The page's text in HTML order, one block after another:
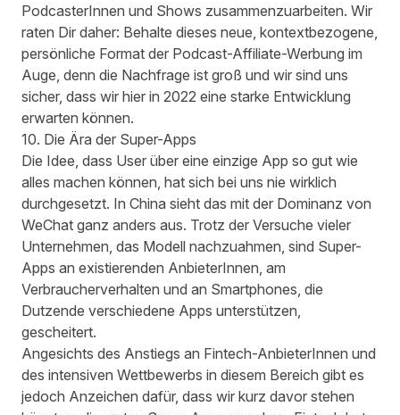
PodcasterInnen und Shows zusammenzuarbeiten. Wir
raten Dir daher: Behalte dieses neue, kontextbezogene,
persönliche Format der Podcast-Affiliate-Werbung im
Auge, denn die Nachfrage ist groß und wir sind uns
sicher, dass wir hier in 2022 eine starke Entwicklung
erwarten können.
10. Die Ära der Super-Apps
Die Idee, dass User über eine einzige App so gut wie
alles machen können, hat sich bei uns nie wirklich
durchgesetzt. In China sieht das mit der Dominanz von
WeChat ganz anders aus. Trotz der Versuche vieler
Unternehmen, das Modell nachzuahmen, sind Super-
Apps an existierenden AnbieterInnen, am
Verbraucherverhalten und an Smartphones, die
Dutzende verschiedene Apps unterstützen,
gescheitert.
Angesichts des Anstiegs an Fintech-AnbieterInnen und
des intensiven Wettbewerbs in diesem Bereich gibt es
jedoch Anzeichen dafür, dass wir kurz davor stehen